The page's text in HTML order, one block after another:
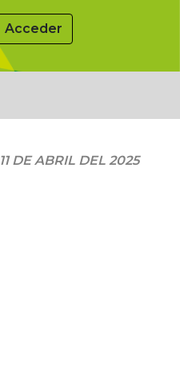
Acceder
11 DE ABRIL DEL 2025